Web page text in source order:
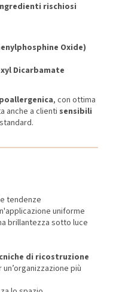
rischiosi
Oxide)
Dicarbamate
, con ottima
anche a clienti sensibili
tendenze
uniforme
brillantezza sotto luce
di ricostruzione
un’organizzazione più